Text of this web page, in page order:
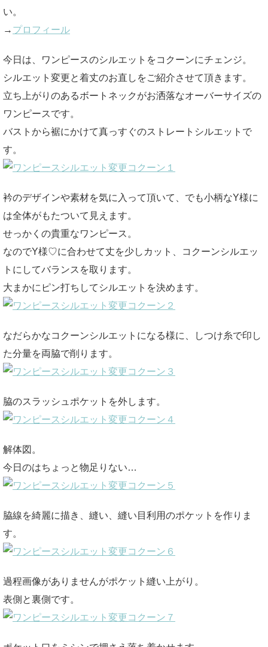
い。
→ プロフィール
今日は、ワンピースのシルエットをコクーンにチェンジ。
シルエット変更と着丈のお直しをご紹介させて頂きます。
立ち上がりのあるボートネックがお洒落なオーバーサイズの
ワンピースです。
バストから裾にかけて真っすぐのストレートシルエットで
す。
衿のデザインや素材を気に入って頂いて、でも小柄なY様に
は全体がもたついて見えます。
せっかくの貴重なワンピース。
なのでY様♡に合わせて丈を少しカット、コクーンシルエッ
トにしてバランスを取ります。
大まかにピン打ちしてシルエットを決めます。
なだらかなコクーンシルエットになる様に、しつけ糸で印し
た分量を両脇で削ります。
脇のスラッシュポケットを外します。
解体図。
今日のはちょっと物足りない…
脇線を綺麗に描き、縫い、縫い目利用のポケットを作りま
す。
過程画像がありませんがポケット縫い上がり。
表側と裏側です。